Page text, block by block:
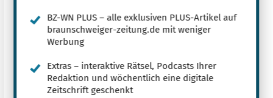
BZ-WN PLUS – alle exklusiven PLUS-Artikel auf
braunschweiger-zeitung.de mit weniger
Werbung
Extras – interaktive Rätsel, Podcasts Ihrer
Redaktion und wöchentlich eine digitale
Zeitschrift geschenkt